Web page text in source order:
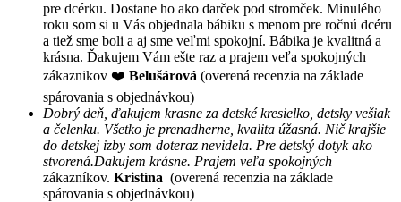
pre dcérku. Dostane ho ako darček pod stromček. Minulého
roku som si u Vás objednala bábiku s menom pre ročnú dcéru
a tiež sme boli a aj sme veľmi spokojní. Bábika je kvalitná a
krásna. Ďakujem Vám ešte raz a prajem veľa spokojných
zákaznikov ❤️ Belušárová (overená recenzia na základe
spárovania s objednávkou)
Dobrý deň, ďakujem krasne za detské kresielko, detsky vešiak
a čelenku. Všetko je prenadherne, kvalita úžasná. Nič krajšie
do detskej izby som doteraz nevidela. Pre detský dotyk ako
stvorená.Dakujem krásne. Prajem veľa spokojných
zákazníkov. Kristína (overená recenzia na základe
spárovania s objednávkou)